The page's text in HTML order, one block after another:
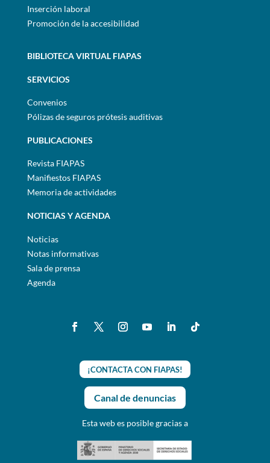
Inserción laboral
Promoción de la accesibilidad
BIBLIOTECA VIRTUAL FIAPAS
SERVICIOS
Convenios
Pólizas de seguros prótesis auditivas
PUBLICACIONES
Revista FIAPAS
Manifiestos FIAPAS
Memoria de actividades
NOTICIAS Y AGENDA
Noticias
Notas informativas
Sala de prensa
Agenda
¡CONTACTA CON FIAPAS!
Canal de denuncias
Esta web es posible gracias a